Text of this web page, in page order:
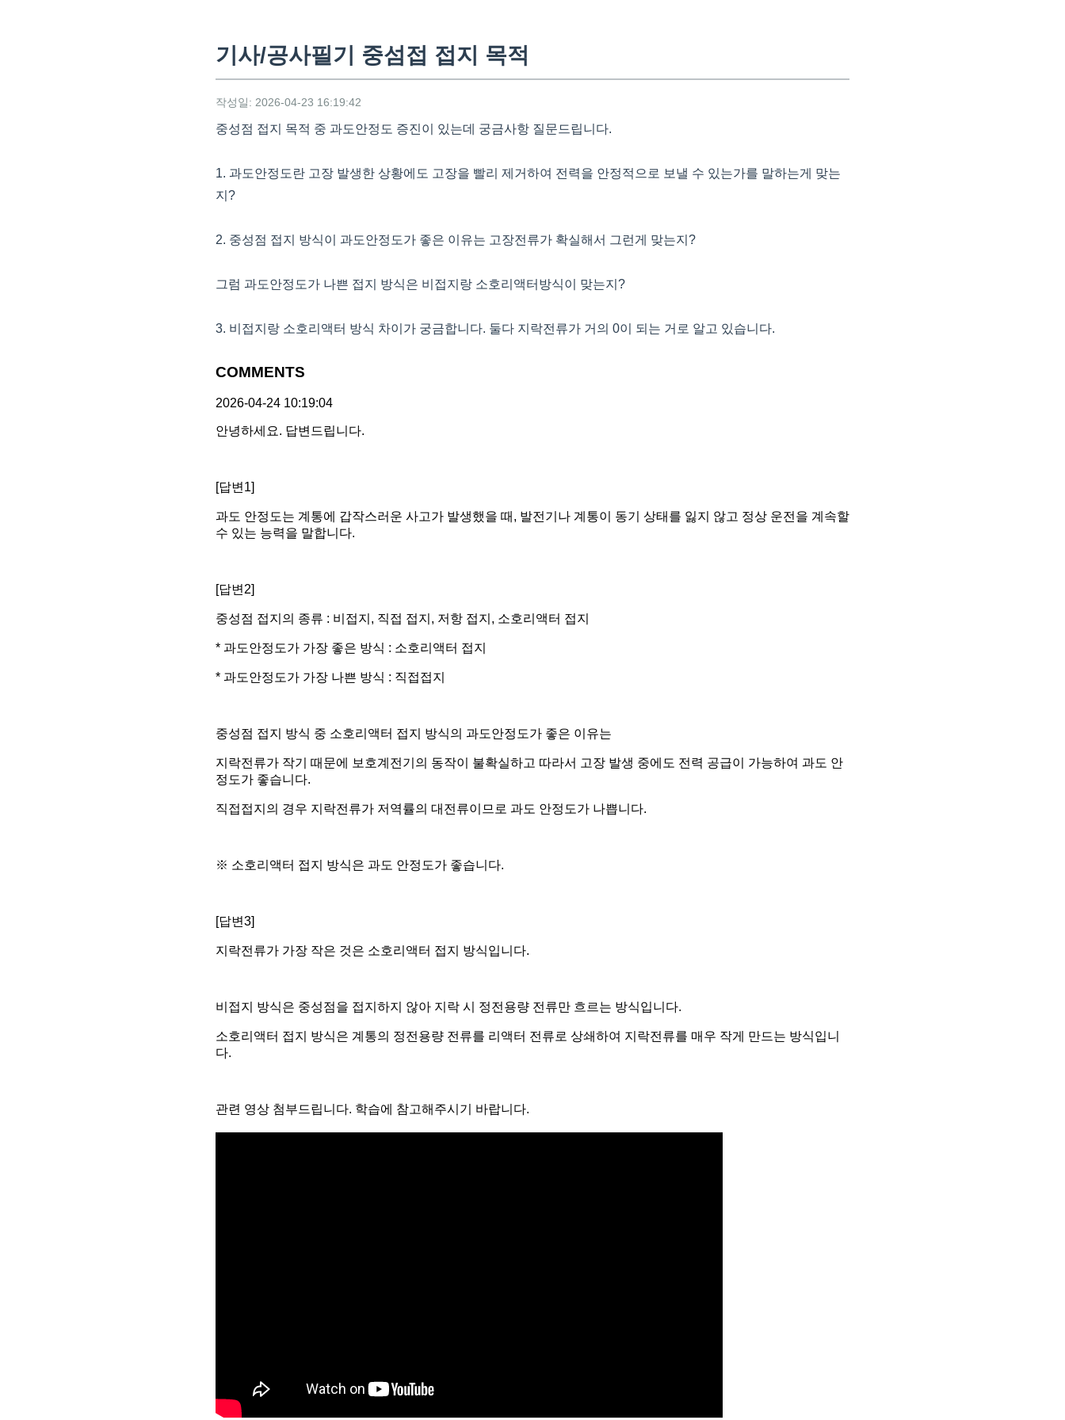
기사/공사필기 중섬접 접지 목적
작성일: 2026-04-23 16:19:42
중성점 접지 목적 중 과도안정도 증진이 있는데 궁금사항 질문드립니다.
1. 과도안정도란 고장 발생한 상황에도 고장을 빨리 제거하여 전력을 안정적으로 보낼 수 있는가를 말하는게 맞는
지?
2. 중성점 접지 방식이 과도안정도가 좋은 이유는 고장전류가 확실해서 그런게 맞는지?
그럼 과도안정도가 나쁜 접지 방식은 비접지랑 소호리액터방식이 맞는지?
3. 비접지랑 소호리액터 방식 차이가 궁금합니다. 둘다 지락전류가 거의 0이 되는 거로 알고 있습니다.
COMMENTS
2026-04-24 10:19:04
안녕하세요. 답변드립니다.
[답변1]
과도 안정도는 계통에 갑작스러운 사고가 발생했을 때, 발전기나 계통이 동기 상태를 잃지 않고 정상 운전을 계속할
수 있는 능력을 말합니다.
[답변2]
중성점 접지의 종류 : 비접지, 직접 접지, 저항 접지, 소호리액터 접지
* 과도안정도가 가장 좋은 방식 : 소호리액터 접지
* 과도안정도가 가장 나쁜 방식 : 직접접지
중성점 접지 방식 중 소호리액터 접지 방식의 과도안정도가 좋은 이유는
지락전류가 작기 때문에 보호계전기의 동작이 불확실하고 따라서 고장 발생 중에도 전력 공급이 가능하여 과도 안
정도가 좋습니다.
직접접지의 경우 지락전류가 저역률의 대전류이므로 과도 안정도가 나쁩니다.
※ 소호리액터 접지 방식은 과도 안정도가 좋습니다.
[답변3]
지락전류가 가장 작은 것은 소호리액터 접지 방식입니다.
비접지 방식은 중성점을 접지하지 않아 지락 시 정전용량 전류만 흐르는 방식입니다.
소호리액터 접지 방식은 계통의 정전용량 전류를 리액터 전류로 상쇄하여 지락전류를 매우 작게 만드는 방식입니
다.
관련 영상 첨부드립니다. 학습에 참고해주시기 바랍니다.